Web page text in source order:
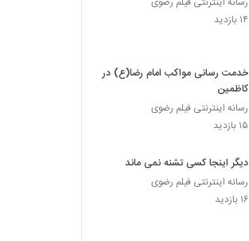
۱۴ بازدید
خدمت رسانی مواکب امام رضا(ع) در
کاظمین
رسانه اینترنتی فیلم رضوی
۱۵ بازدید
دیگر اینجا کسی تشنه نمی ماند
رسانه اینترنتی فیلم رضوی
۱۶ بازدید